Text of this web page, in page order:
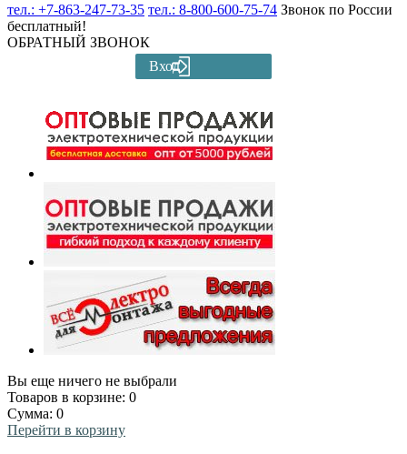
тел.: +7-863-247-73-35 тел.: 8-800-600-75-74 Звонок по России
бесплатный!
ОБРАТНЫЙ ЗВОНОК
Вход
Вы еще ничего не выбрали
Товаров в корзине: 0
Сумма: 0
Перейти в корзину